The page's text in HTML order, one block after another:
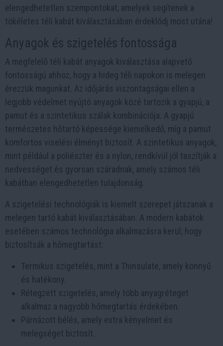
elengedhetetlen szempontokat, amelyek segítenek a
tökéletes téli kabát kiválasztásában érdeklődj most utána!
Anyagok és szigetelés fontossága
A megfelelő téli kabát anyagok kiválasztása alapvető
fontosságú ahhoz, hogy a hideg téli napokon is melegen
érezzük magunkat. Az időjárás viszontagságai ellen a
legjobb védelmet nyújtó anyagok közé tartozik a gyapjú, a
pamut és a szintetikus szálak kombinációja. A gyapjú
természetes hőtartó képessége kiemelkedő, míg a pamut
komfortos viselési élményt biztosít. A szintetikus anyagok,
mint például a poliészter és a nylon, rendkívül jól taszítják a
nedvességet és gyorsan száradnak, amely számos téli
kabátban elengedhetetlen tulajdonság.
A szigetelési technológiák is kiemelt szerepet játszanak a
melegen tartó kabát kiválasztásában. A modern kabátok
esetében számos technológia alkalmazásra kerül, hogy
biztosítsák a hőmegtartást:
Termikus szigetelés, mint a Thinsulate, amely könnyű
és hatékony.
Rétegzett szigetelés, amely több anyagréteget
alkalmaz a nagyobb hőmegtartás érdekében.
Párnázott bélés, amely extra kényelmet és
melegséget biztosít.